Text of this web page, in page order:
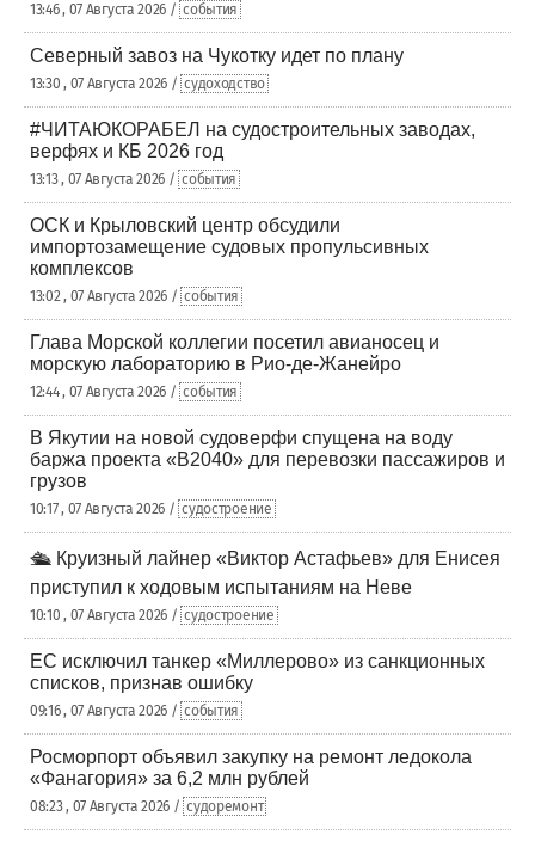
13:46 , 07 Августа 2026 / события
Северный завоз на Чукотку идет по плану
13:30 , 07 Августа 2026 / судоходство
#ЧИТАЮКОРАБЕЛ на судостроительных заводах,
верфях и КБ 2026 год
13:13 , 07 Августа 2026 / события
ОСК и Крыловский центр обсудили
импортозамещение судовых пропульсивных
комплексов
13:02 , 07 Августа 2026 / события
Глава Морской коллегии посетил авианосец и
морскую лабораторию в Рио-де-Жанейро
12:44 , 07 Августа 2026 / события
В Якутии на новой судоверфи спущена на воду
баржа проекта «В2040» для перевозки пассажиров и
грузов
10:17 , 07 Августа 2026 / судостроение
🛳️ Круизный лайнер «Виктор Астафьев» для Енисея
приступил к ходовым испытаниям на Неве
10:10 , 07 Августа 2026 / судостроение
ЕС исключил танкер «Миллерово» из санкционных
списков, признав ошибку
09:16 , 07 Августа 2026 / события
Росморпорт объявил закупку на ремонт ледокола
«Фанагория» за 6,2 млн рублей
08:23 , 07 Августа 2026 / судоремонт